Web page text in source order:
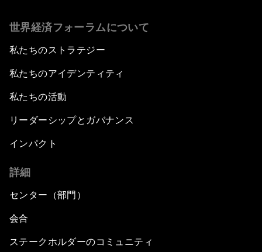
世界経済フォーラムについて
私たちのストラテジー
私たちのアイデンティティ
私たちの活動
リーダーシップとガバナンス
インパクト
詳細
センター（部門）
会合
ステークホルダーのコミュニティ